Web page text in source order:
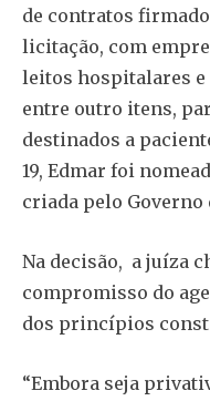
de contratos
licitação, com
leitos hospitalares
entre outro itens,
destinados a
19, Edmar foi
criada pelo Governo
Na decisão, a juíza
compromisso do
dos princípios
“Embora seja